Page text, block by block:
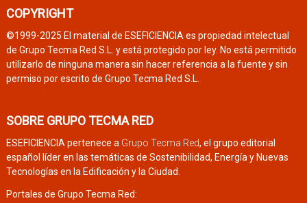
COPYRIGHT
©1999-2025 El material de ESEFICIENCIA es propiedad intelectual
de Grupo Tecma Red S.L. y está protegido por ley. No está permitido
utilizarlo de ninguna manera sin hacer referencia a la fuente y sin
permiso por escrito de Grupo Tecma Red S.L.
SOBRE GRUPO TECMA RED
ESEFICIENCIA pertenece a Grupo Tecma Red, el grupo editorial
español líder en las temáticas de Sostenibilidad, Energía y Nuevas
Tecnologías en la Edificación y la Ciudad.
Portales de Grupo Tecma Red: